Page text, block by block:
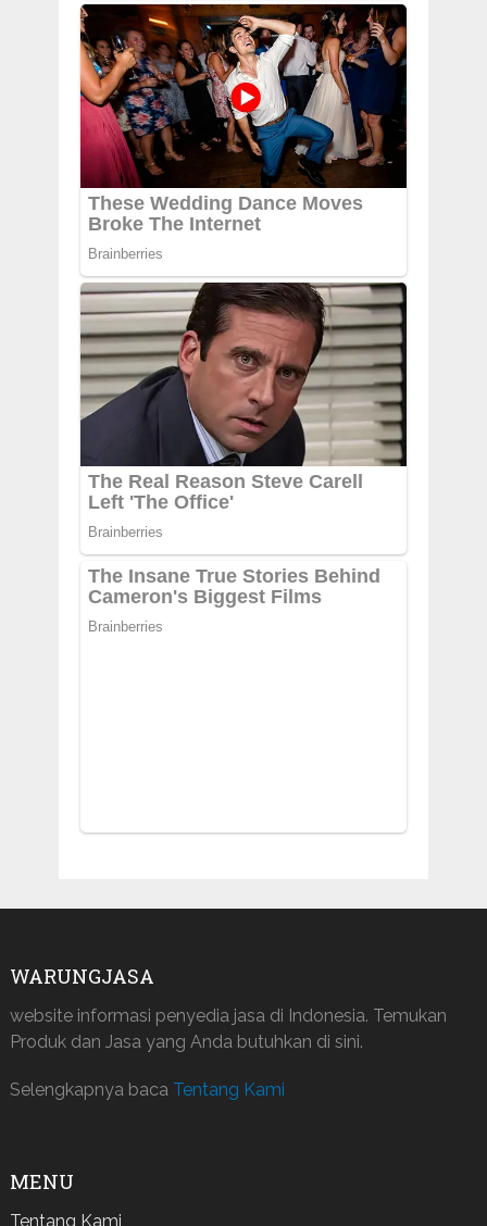
WARUNGJASA
website informasi penyedia jasa di Indonesia. Temukan
Produk dan Jasa yang Anda butuhkan di sini.
Selengkapnya baca Tentang Kami
MENU
Tentang Kami